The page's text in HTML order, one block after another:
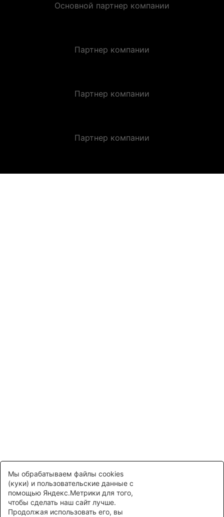
Основной партнер компании
Партнер компании
Партнер компании
Партнер компании
ЗАКАЗАТЬ ЗВОНОК.
Нажимая на кнопку "Заказать звонок", Вы соглашаетесь
справилами обработки персональных данных.
Мы обрабатываем файлы cookies
(куки) и пользовательские данные с
помощью Яндекс.Метрики для того,
чтобы сделать наш сайт лучше.
Продолжая использовать его, вы